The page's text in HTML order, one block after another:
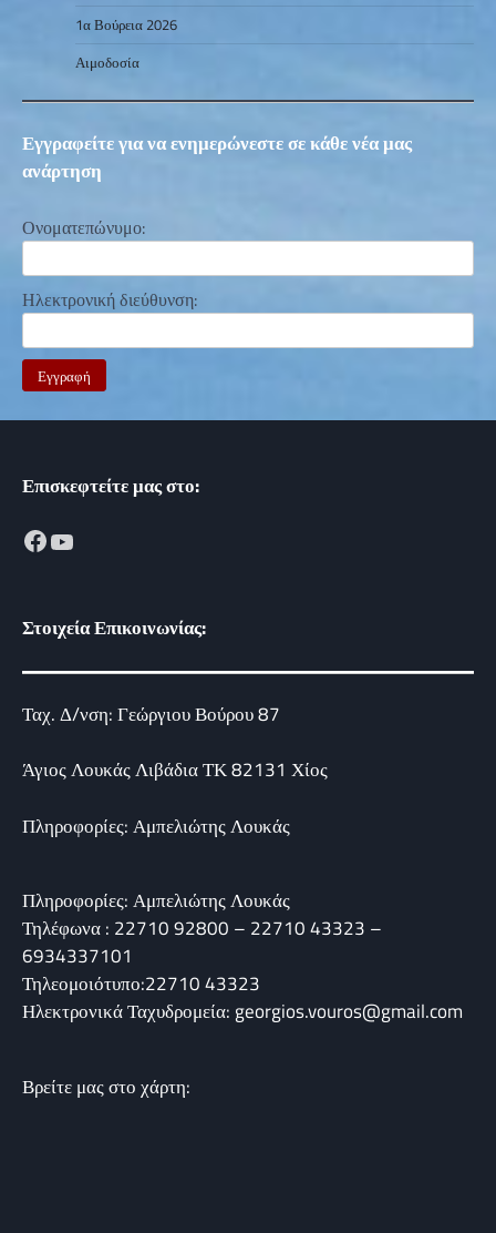
1α Βούρεια 2026
Αιμοδοσία
Εγγραφείτε για να ενημερώνεστε σε κάθε νέα μας
ανάρτηση
Ονοματεπώνυμο:
Ηλεκτρονική διεύθυνση:
Επισκεφτείτε μας στο:
Facebook
YouTube
Στοιχεία Επικοινωνίας:
Ταχ. Δ/νση: Γεώργιου Βούρου 87
Άγιος Λουκάς Λιβάδια ΤΚ 82131 Χίος
Πληροφορίες: Αμπελιώτης Λουκάς
Πληροφορίες: Αμπελιώτης Λουκάς
Τηλέφωνα : 22710 92800 – 22710 43323 –
6934337101
Τηλεομοιότυπο:22710 43323
Ηλεκτρονικά Ταχυδρομεία: georgios.vouros@gmail.com
Βρείτε μας στο χάρτη: